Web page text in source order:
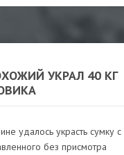
УКРАЛ 40 КГ
удалось украсть сумку с
без присмотра